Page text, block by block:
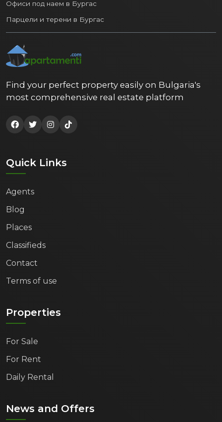
Офиси под наем в Бургас
Парцели и терени в Бургас
Find your perfect property easily on Bulgaria's
most comprehensive real estate platform
Quick Links
Agents
Blog
Places
Classifieds
Contact
Terms of use
Properties
For Sale
For Rent
Daily Rental
News and Offers